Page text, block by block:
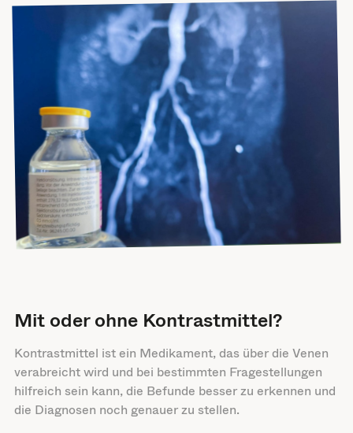
Mit oder ohne Kontrastmittel?
Kontrastmittel ist ein Medikament, das über die Venen
verabreicht wird und bei bestimmten Fragestellungen
hilfreich sein kann, die Befunde besser zu erkennen und
die Diagnosen noch genauer zu stellen.